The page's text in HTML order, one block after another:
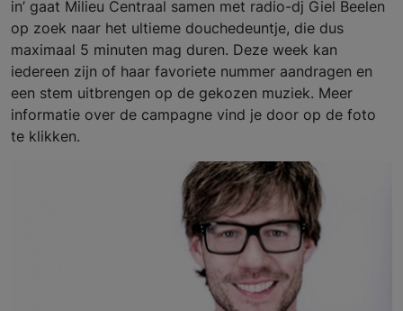
in’ gaat Milieu Centraal samen met radio-dj Giel Beelen
op zoek naar het ultieme douchedeuntje, die dus
maximaal 5 minuten mag duren. Deze week kan
iedereen zijn of haar favoriete nummer aandragen en
een stem uitbrengen op de gekozen muziek. Meer
informatie over de campagne vind je door op de foto
te klikken.